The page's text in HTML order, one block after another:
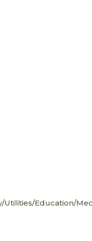
Utilities/Education/